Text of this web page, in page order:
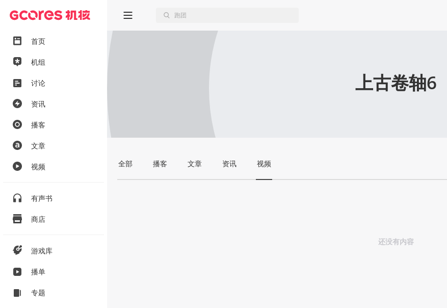
首页
机组
讨论
资讯
播客
文章
视频
有声书
商店
游戏库
播单
专题
上古卷轴6
全部 播客 文章 资讯 视频
还没有内容